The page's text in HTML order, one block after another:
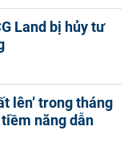
Land bị hủy tư
lên’ trong tháng
năng dẫn